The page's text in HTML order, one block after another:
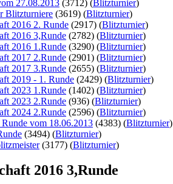
27.08.2013 (3712) (Blitzturnier)
Blitzturniere (3619) (Blitzturnier)
2016 2. Runde (2917) (Blitzturnier)
2016 3,Runde (2782) (Blitzturnier)
2016 1.Runde (3290) (Blitzturnier)
2017 2.Runde (2901) (Blitzturnier)
2017 3.Runde (2655) (Blitzturnier)
2019 - 1. Runde (2429) (Blitzturnier)
2023 1.Runde (1402) (Blitzturnier)
2023 2.Runde (936) (Blitzturnier)
2024 2.Runde (2596) (Blitzturnier)
vom 18.06.2013 (4383) (Blitzturnier)
(3494) (Blitzturnier)
(3177) (Blitzturnier)
2016 3,Runde